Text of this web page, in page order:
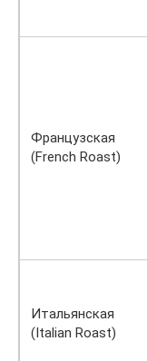
Французская
(French Roast)
Итальянская
(Italian Roast)